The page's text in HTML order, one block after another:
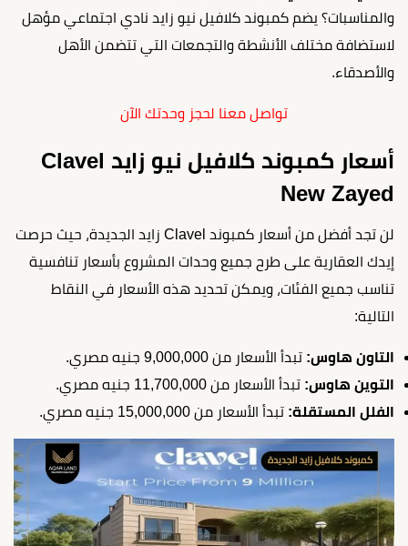
والمناسبات؟ يضم كمبوند كلافيل نيو زايد نادي اجتماعي مؤهل
لاستضافة مختلف الأنشطة والتجمعات التي تتضمن الأهل
والأصدقاء.
تواصل معنا لحجز وحدتك الآن
أسعار كمبوند كلافيل نيو زايد Clavel
New Zayed
لن تجد أفضل من أسعار كمبوند Clavel زايد الجديدة، حيث حرصت
إيدك العقارية على طرح جميع وحدات المشروع بأسعار تنافسية
تناسب جميع الفئات، ويمكن تحديد هذه الأسعار في النقاط
التالية:
التاون هاوس: تبدأ الأسعار من 9,000,000 جنيه مصري.
التوين هاوس: تبدأ الأسعار من 11,700,000 جنيه مصري.
الفلل المستقلة: تبدأ الأسعار من 15,000,000 جنيه مصري.